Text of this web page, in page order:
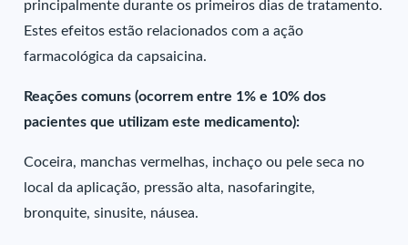
principalmente durante os primeiros dias de tratamento.
Estes efeitos estão relacionados com a ação
farmacológica da capsaicina.
Reações comuns (ocorrem entre 1% e 10% dos
pacientes que utilizam este medicamento):
Coceira, manchas vermelhas, inchaço ou pele seca no
local da aplicação, pressão alta, nasofaringite,
bronquite, sinusite, náusea.